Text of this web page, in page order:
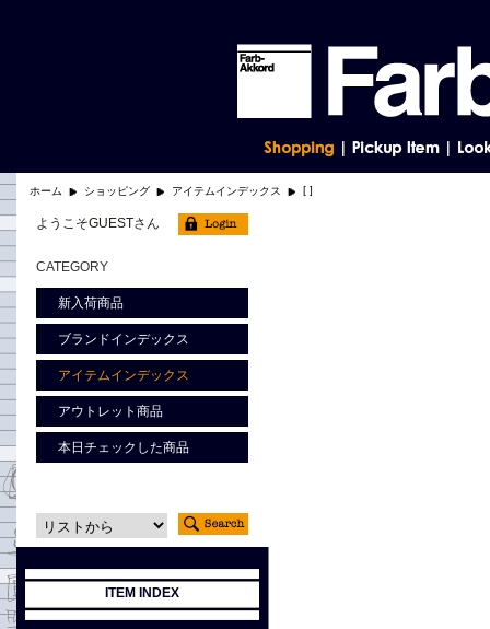
ホーム ショッピング アイテムインデックス [ ]
ようこそGUESTさん
CATEGORY
新入荷商品
ブランドインデックス
アイテムインデックス
アウトレット商品
本日チェックした商品
ITEM INDEX